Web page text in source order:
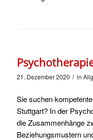
21. Dezember 2020 / in
Sie suchen
Stuttgart? In der
die Zusammenhänge
Beziehungsmustern